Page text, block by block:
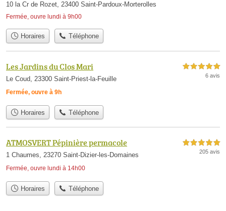
10 la Cr de Rozet, 23400 Saint-Pardoux-Morterolles
Fermée, ouvre lundi à 9h00
Horaires Téléphone
Les Jardins du Clos Mari
Le Coud, 23300 Saint-Priest-la-Feuille
Fermée, ouvre à 9h
5,0 étoiles sur 5
6 avis
Horaires Téléphone
ATMOSVERT Pépinière permacole
1 Chaumes, 23270 Saint-Dizier-les-Domaines
Fermée, ouvre lundi à 14h00
5,0 étoiles sur 5
205 avis
Horaires Téléphone